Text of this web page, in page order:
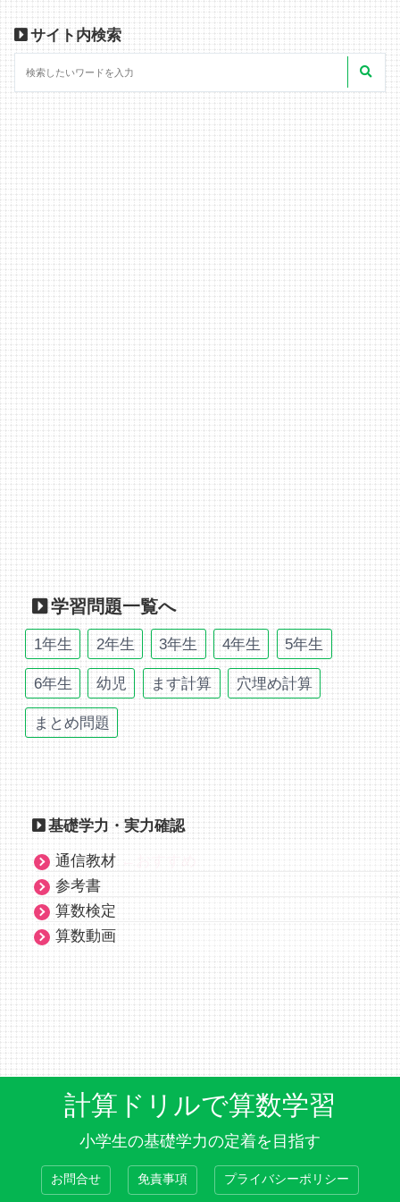
サイト内検索
学習問題一覧へ
1年生 2年生 3年生 4年生 5年生
6年生 幼児 ます計算 穴埋め計算
まとめ問題
基礎学力・実力確認
通信教材
←おすすめ
参考書
算数検定
算数動画
計算ドリルで算数学習
小学生の基礎学力の定着を目指す
お問合せ 免責事項 プライバシーポリシー